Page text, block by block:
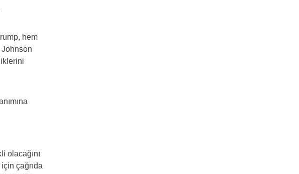
hem
Johnson
olacağını
çağrıda